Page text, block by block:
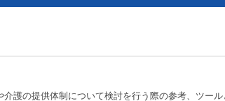
護の提供体制について検討を行う際の参考、ツー